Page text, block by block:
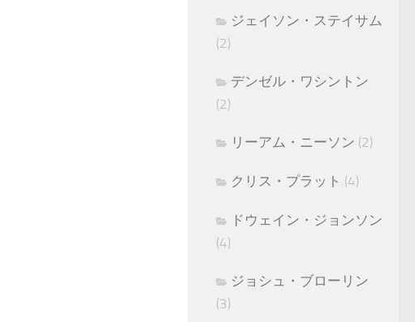
ジェイソン・ステイサム
(2)
デンゼル・ワシントン
(2)
リーアム・ニーソン (2)
クリス・プラット (4)
ドウェイン・ジョンソン
(4)
ジョシュ・ブローリン
(3)